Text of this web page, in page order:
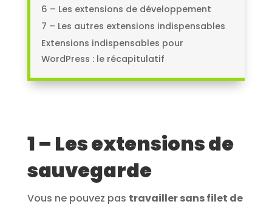
6 – Les extensions de développement
7 – Les autres extensions indispensables
Extensions indispensables pour
WordPress : le récapitulatif
1 – Les extensions de
sauvegarde
Vous ne pouvez pas travailler sans filet de